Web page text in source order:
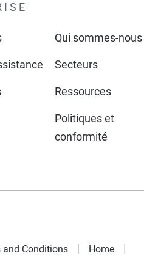
Qui sommes-nous
Secteurs
Ressources
Politiques et
conformité
and Conditions
Home